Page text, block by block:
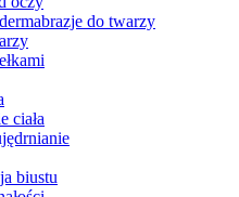
do twarzy
ciała
biustu